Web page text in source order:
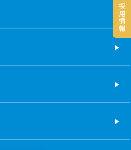
採
用
情
報